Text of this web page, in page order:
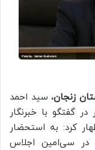
زنجان، سید احمد
گفتگو با خبرنگار
کرد: به استحضار
در سی‌امین اجلاس